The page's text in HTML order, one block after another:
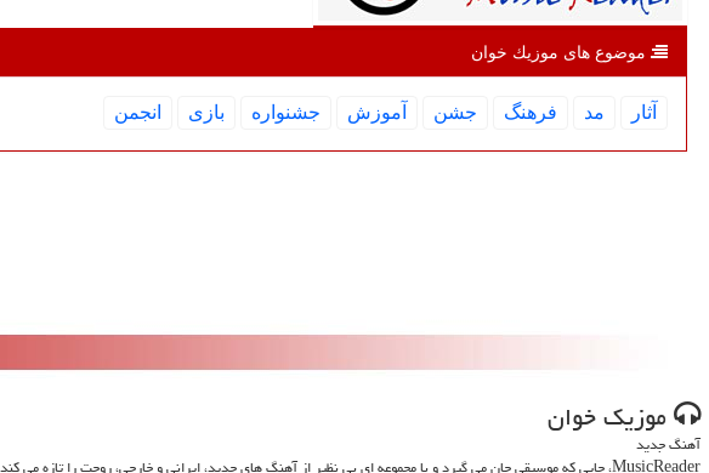
موضوع های موزیك خوان
آثار مد فرهنگ جشن آموزش جشنواره بازی انجمن
موزیك خوان
آهنگ جدید